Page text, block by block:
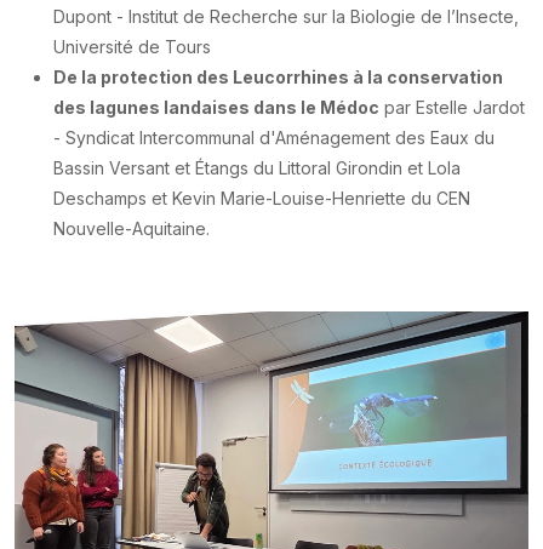
Dupont - Institut de Recherche sur la Biologie de l’Insecte,
Université de Tours
De la protection des Leucorrhines à la conservation
des lagunes landaises dans le Médoc par Estelle Jardot
- Syndicat Intercommunal d'Aménagement des Eaux du
Bassin Versant et Étangs du Littoral Girondin et Lola
Deschamps et Kevin Marie-Louise-Henriette du CEN
Nouvelle-Aquitaine.